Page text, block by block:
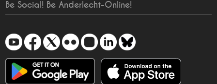
Be Social! Be Anderlecht-Online!